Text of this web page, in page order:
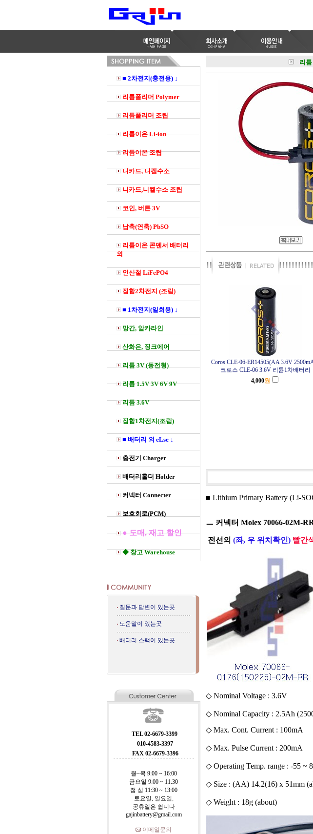
■ 2차전지(충전용) ↓
리튬폴리머 Polymer
리튬폴리머 조립
리튬이온 Li-ion
리튬이온 조립
니카드, 니켈수소
니카드,니켈수소 조립
코인, 버튼 3V
납축(연축) PbSO
리튬이온 콘덴서 배터리
외
인산철 LiFePO4
집합2차전지 (조립)
■ 1차전지(일회용) ↓
망간, 알카라인
산화은, 징크에어
리튬 3V (동전형)
리튬 1.5V 3V 6V 9V
리튬 3.6V
집합1차전지(조립)
■ 배터리 외 eLse ↓
충전기 Charger
배터리홀더 Holder
커넥터 Connecter
보호회로(PCM)
● 도매, 재고 할인
◆ 창고 Warehouse
질문과 답변이 있는곳
도움말이 있는곳
배터리 스팩이 있는곳
TEL 02-6679-3399
010-4583-3397
FAX 02-6679-3396
월~목 9:00 ~ 16:00
금요일 9:00 ~ 11:30
점 심 11:30 ~ 13:00
토요일, 일요일,
공휴일은 쉽니다
gajinbattery@gmail.com
이메일문의
리
Coros CLE-06-ER14505(AA 3.6V
코로스 CLE-06 3.6V 리튬1차배터리
4,000원
■ Lithium Primary Battery (Li-
ㅡ 커넥터 Molex 70066-02M-
전선의 (좌, 우 위치확인) 빨간
◇ Nominal Voltage : 3.6V
◇ Nominal Capacity : 2.5Ah
◇ Max. Cont. Current : 100mA
◇ Max. Pulse Current : 200mA
◇ Operating Temp. range : -55 ~
◇ Size : (AA) 14.2(16) x 51mm
◇ Weight : 18g (about)